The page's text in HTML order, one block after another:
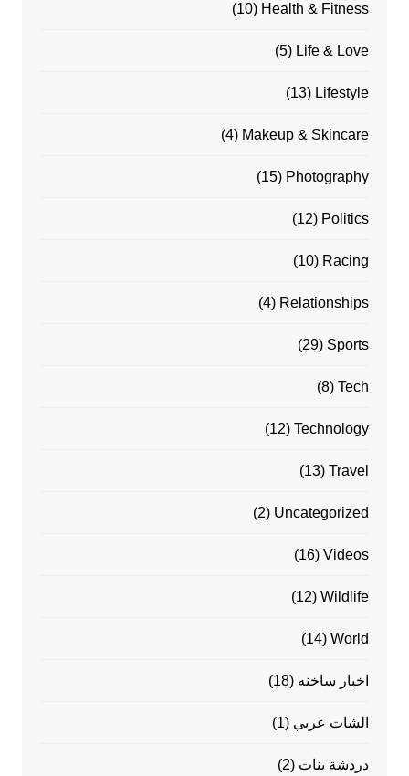
Health & Fitness
(10)
Life & Love
(5)
Lifestyle
(13)
Makeup & Skincare
(4)
Photography
(15)
Politics
(12)
Racing
(10)
Relationships
(4)
Sports
(29)
Tech
(8)
Technology
(12)
Travel
(13)
Uncategorized
(2)
Videos
(16)
Wildlife
(12)
World
(14)
اخبار ساخنه (18)
الشات عربي (1)
دردشة بنات (2)